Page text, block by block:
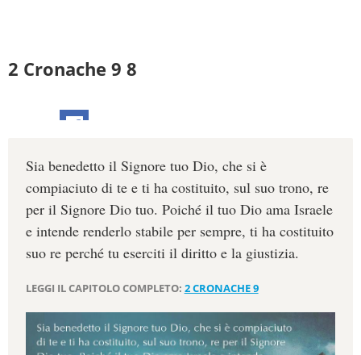
2 Cronache 9 8
Sia benedetto il Signore tuo Dio, che si è
compiaciuto di te e ti ha costituito, sul suo trono, re
per il Signore Dio tuo. Poiché il tuo Dio ama Israele
e intende renderlo stabile per sempre, ti ha costituito
suo re perché tu eserciti il diritto e la giustizia.
LEGGI IL CAPITOLO COMPLETO: 2 CRONACHE 9